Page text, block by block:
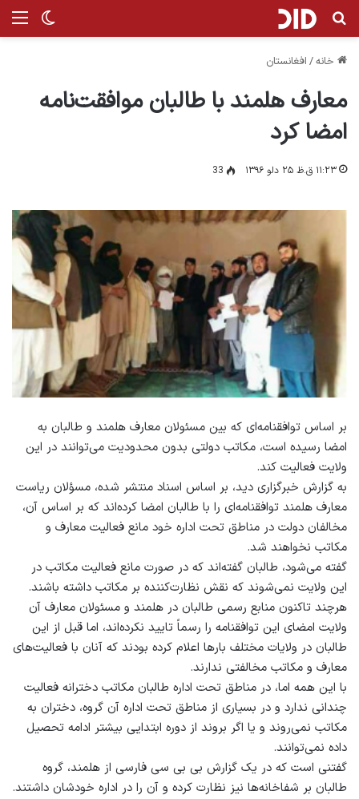
تغییر جستجو برای
خانه/ افغانستان
معارف هلمند با طالبان موافقت‌نامه
امضا کرد
۱۱:۲۳ ق.ظ ۲۵ دلو ۱۳۹۶ 33
بر اساس توافقنامه‌ای که بین مسئولان معارف هلمند و طالبان به
امضا رسیده است، مکاتب دولتی بدون محدودیت می‌توانند در این
ولایت فعالیت کند.
به گزارش خبرگزاری دید، بر اساس اسناد منتشر شده، مسؤلان ریاست
معارف هلمند توافقنامه‌ای را با طالبان امضا کرده‌اند که بر اساس آن،
مخالفان دولت در مناطق تحت اداره خود مانع فعالیت معارف و
مکاتب نخواهند شد.
گفته می‌شود، طالبان گفته‌اند که در صورت مانع فعالیت مکاتب در
این ولایت نمی‌شوند که نقش نظارت‌کننده بر مکاتب داشته باشند.
هرچند تاکنون منابع رسمی طالبان در هلمند و مسئولان معارف آن
ولایت امضای این توافقنامه را رسماً تایید نکرده‌اند، اما قبل از این
طالبان در ولایات مختلف بارها اعلام کرده بودند که آنان با فعالیت‌های
معارف و مکاتب مخالفتی ندارند.
با این همه اما، در مناطق تحت اداره طالبان مکاتب دخترانه فعالیت
چندانی ندارد و در بسیاری از مناطق تحت اداره آن گروه، دختران به
مکاتب نمی‌روند و یا اگر بروند از دوره ابتدایی بیشتر ادامه تحصیل
داده نمی‌توانند.
گفتنی است که در یک گزارش بی بی سی فارسی از هلمند، گروه
طالبان بر شفاخانه‌ها نیز نظارت کرده و آن را در اداره خودشان داشتند.